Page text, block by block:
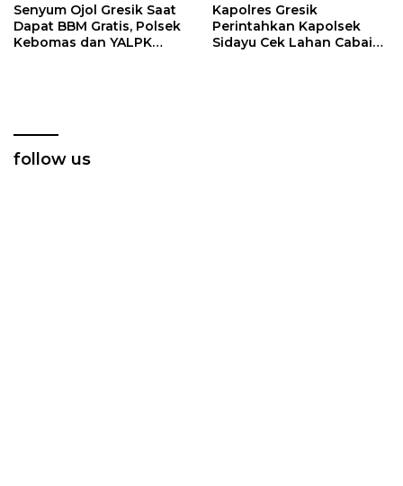
Senyum Ojol Gresik Saat
Dapat BBM Gratis, Polsek
Kebomas dan YALPK
Kapolres Gresik
Perintahkan Kapolsek
Sidayu Cek Lahan Cabai
follow us